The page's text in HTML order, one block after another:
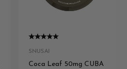
SNUSAI
Coca Leaf 50mg CUBA